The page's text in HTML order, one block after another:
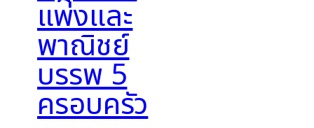
แพ่งและ
พาณิชย์
บรรพ 5
ครอบครัว